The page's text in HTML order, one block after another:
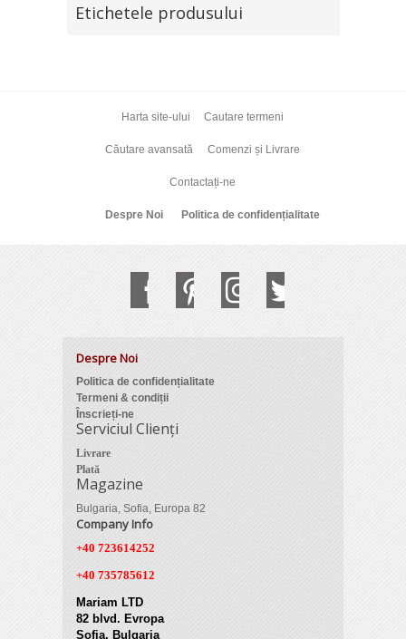
Etichetele produsului
Harta site-ului Cautare termeni
Căutare avansată Comenzi și Livrare
Contactați-ne
Despre Noi Politica de confidențialitate
Despre Noi
Politica de confidențialitate
Termeni & condiții
Înscrieți-ne
Serviciul Clienți
Livrare
Plată
Magazine
Bulgaria, Sofia, Europa 82
Company Info
+40 723614252
+40 735785612
Mariam LTD
82 blvd. Evropa
Sofia, Bulgaria